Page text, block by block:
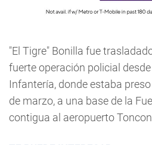
"El Tigre" Bonilla fue
fuerte operación policial
Infantería, donde estaba
de marzo, a una base de la
contigua al aeropuerto